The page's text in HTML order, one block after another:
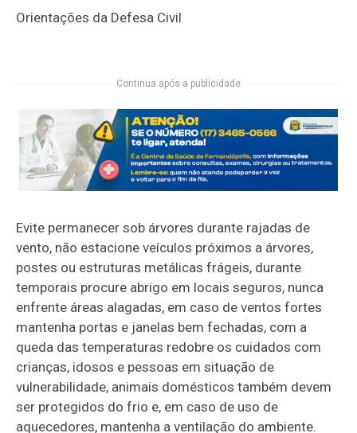
Orientações da Defesa Civil
Continua após a publicidade
Evite permanecer sob árvores durante rajadas de
vento, não estacione veículos próximos a árvores,
postes ou estruturas metálicas frágeis, durante
temporais procure abrigo em locais seguros, nunca
enfrente áreas alagadas, em caso de ventos fortes
mantenha portas e janelas bem fechadas, com a
queda das temperaturas redobre os cuidados com
crianças, idosos e pessoas em situação de
vulnerabilidade, animais domésticos também devem
ser protegidos do frio e, em caso de uso de
aquecedores, mantenha a ventilação do ambiente.